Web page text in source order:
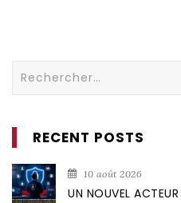
Rechercher :
RECENT POSTS
10 août 2026
UN NOUVEL